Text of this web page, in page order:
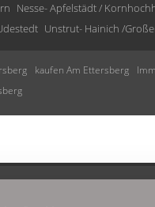
Nesse- Apfelstädt /
Unstrut- Hainich /
kaufen Am Ettersberg